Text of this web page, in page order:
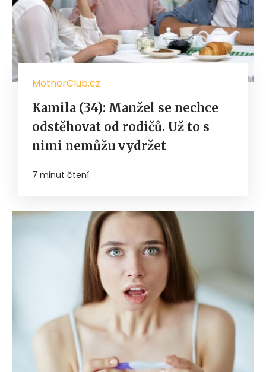
MotherClub.cz
Kamila (34): Manžel se nechce
odstěhovat od rodičů. Už to s
nimi nemůžu vydržet
7 minut čtení